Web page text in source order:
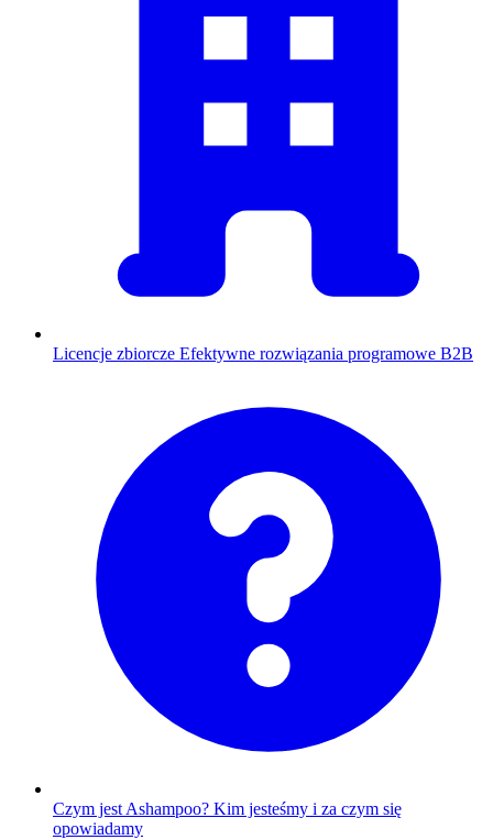
Licencje zbiorcze Efektywne rozwiązania programowe B2B
Czym jest Ashampoo? Kim jesteśmy i za czym się
opowiadamy